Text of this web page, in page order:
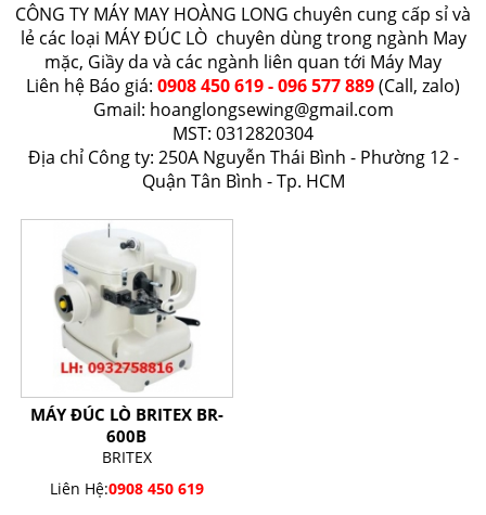
CÔNG TY MÁY MAY HOÀNG LONG chuyên cung cấp sỉ và
lẻ các loại MÁY ĐÚC LÒ chuyên dùng trong ngành May
mặc, Giầy da và các ngành liên quan tới Máy May
Liên hệ Báo giá: 0908 450 619 - 096 577 889(Call, zalo)
Gmail: hoanglongsewing@gmail.com
MST: 0312820304
Địa chỉ Công ty: 250A Nguyễn Thái Bình - Phường 12 -
Quận Tân Bình - Tp. HCM
MÁY ĐÚC LÒ BRITEX BR-
600B
BRITEX
Liên Hệ:0908 450 619